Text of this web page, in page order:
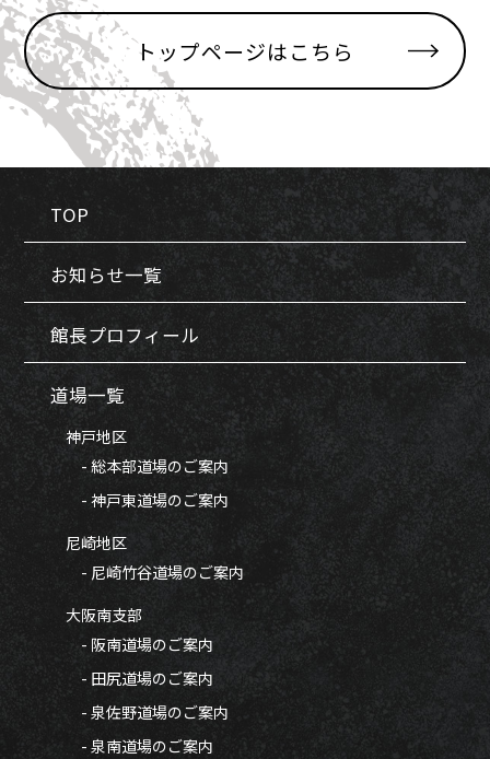
トップページはこちら
TOP
お知らせ一覧
館長プロフィール
道場一覧
神戸地区
- 総本部道場のご案内
- 神戸東道場のご案内
尼崎地区
- 尼崎竹谷道場のご案内
大阪南支部
- 阪南道場のご案内
- 田尻道場のご案内
- 泉佐野道場のご案内
- 泉南道場のご案内